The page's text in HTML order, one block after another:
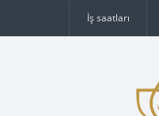
İş saatları